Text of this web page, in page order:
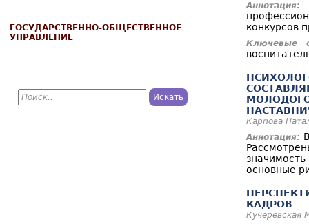
Аннотация:
конкурсов
Ключевые
Карпова
Аннотация:
основные
КАДРОВ
Кучеревская
ГОСУДАРСТВЕННО-ОБЩЕСТВЕННОЕ
УПРАВЛЕНИЕ
П
о